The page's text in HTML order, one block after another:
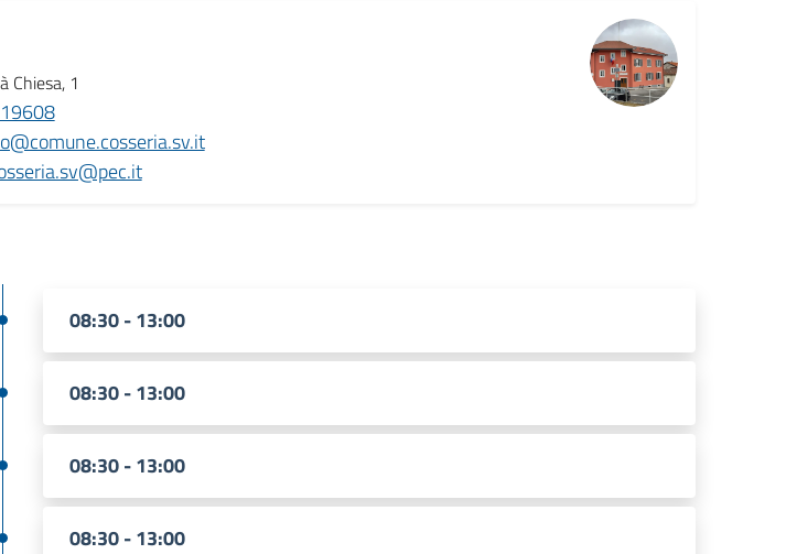
Chiesa, 1
08:30 - 13:00
08:30 - 13:00
08:30 - 13:00
08:30 - 13:00